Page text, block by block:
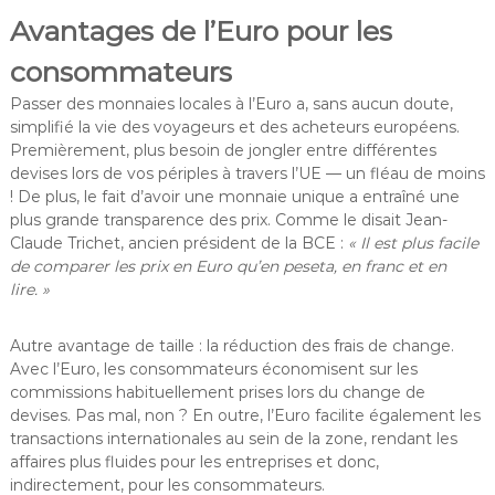
Avantages de l’Euro pour les
consommateurs
Passer des monnaies locales à l’Euro a, sans aucun doute,
simplifié la vie des voyageurs et des acheteurs européens.
Premièrement, plus besoin de jongler entre différentes
devises lors de vos périples à travers l’UE — un fléau de moins
! De plus, le fait d’avoir une monnaie unique a entraîné une
plus grande transparence des prix. Comme le disait Jean-
Claude Trichet, ancien président de la BCE : « Il est plus facile
de comparer les prix en Euro qu’en peseta, en franc et en
lire. »
Autre avantage de taille : la réduction des frais de change.
Avec l’Euro, les consommateurs économisent sur les
commissions habituellement prises lors du change de
devises. Pas mal, non ? En outre, l’Euro facilite également les
transactions internationales au sein de la zone, rendant les
affaires plus fluides pour les entreprises et donc,
indirectement, pour les consommateurs.